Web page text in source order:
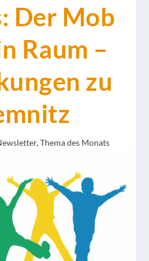
Der Mob
Raum –
zu
,Thema des Monats